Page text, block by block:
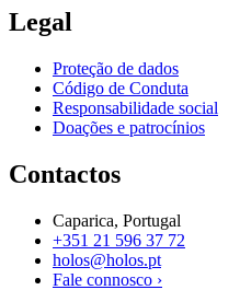
Legal
Proteção de dados
Código de Conduta
Responsabilidade social
Doações e patrocínios
Contactos
Caparica, Portugal
+351 21 596 37 72
holos@holos.pt
Fale connosco ›